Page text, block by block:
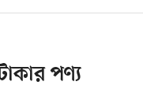
পণ্য